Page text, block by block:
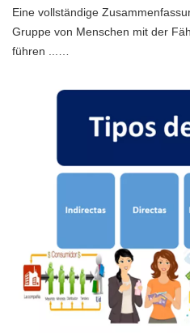
Eine vollständige
Gruppe von Menschen mit der
führen ...…